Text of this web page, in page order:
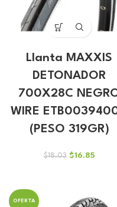
Llanta MAXXIS
DETONADOR
700X28C
WIRE
(PESO 319GR)
$18.03 El
$18.03.
$16.85El
$16.85.
OFERTA